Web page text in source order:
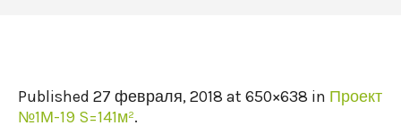
Published 27 февраля, 2018 at 650×638 in Проект
№1М-19 S=141м².